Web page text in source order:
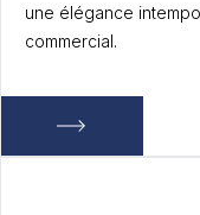
une élégance
commercial.